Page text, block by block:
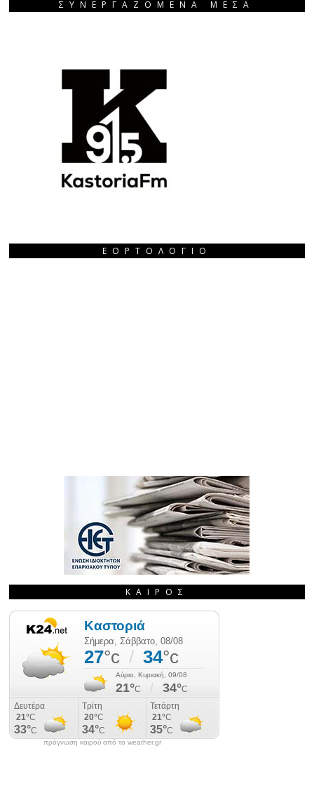
ΣΥΝΕΡΓΑΖΟΜΕΝΑ ΜΕΣΑ
ΕΟΡΤΟΛΌΓΙΟ
ΚΑΙΡΌΣ
πρόγνωση καιρού από το weather.gr